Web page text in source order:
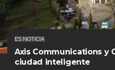
ES NOTICIA
Axis Communications y
ciudad inteligente